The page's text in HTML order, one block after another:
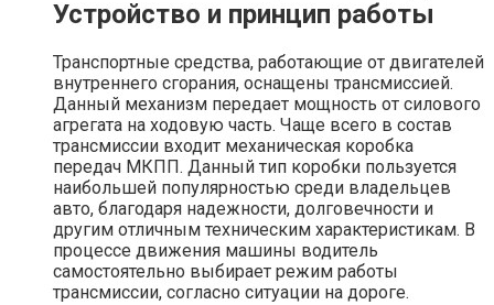
Устройство и принцип работы
Транспортные средства, работающие от двигателей
внутреннего сгорания, оснащены трансмиссией.
Данный механизм передает мощность от силового
агрегата на ходовую часть. Чаще всего в состав
трансмиссии входит механическая коробка
передач МКПП. Данный тип коробки пользуется
наибольшей популярностью среди владельцев
авто, благодаря надежности, долговечности и
другим отличным техническим характеристикам. В
процессе движения машины водитель
самостоятельно выбирает режим работы
трансмиссии, согласно ситуации на дороге.